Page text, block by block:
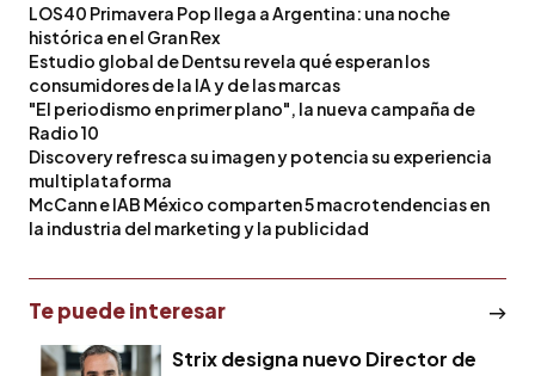
LOS40 Primavera Pop llega a Argentina: una noche
histórica en el Gran Rex
Estudio global de Dentsu revela qué esperan los
consumidores de la IA y de las marcas
"El periodismo en primer plano", la nueva campaña de
Radio 10
Discovery refresca su imagen y potencia su experiencia
multiplataforma
McCann e IAB México comparten 5 macrotendencias en
la industria del marketing y la publicidad
Te puede interesar
Strix designa nuevo Director de